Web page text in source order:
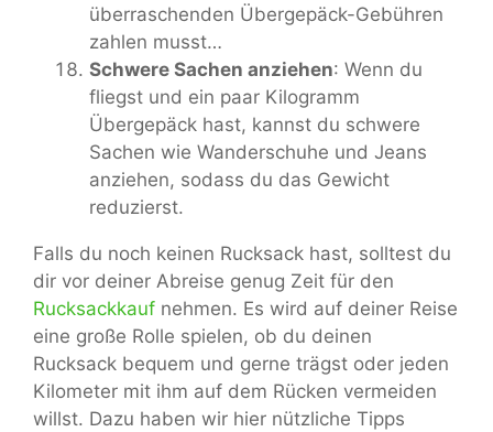
überraschenden Übergepäck-Gebühren
zahlen musst…
Schwere Sachen anziehen: Wenn du
fliegst und ein paar Kilogramm
Übergepäck hast, kannst du schwere
Sachen wie Wanderschuhe und Jeans
anziehen, sodass du das Gewicht
reduzierst.
Falls du noch keinen Rucksack hast, solltest du
dir vor deiner Abreise genug Zeit für den
Rucksackkauf nehmen. Es wird auf deiner Reise
eine große Rolle spielen, ob du deinen
Rucksack bequem und gerne trägst oder jeden
Kilometer mit ihm auf dem Rücken vermeiden
willst. Dazu haben wir hier nützliche Tipps